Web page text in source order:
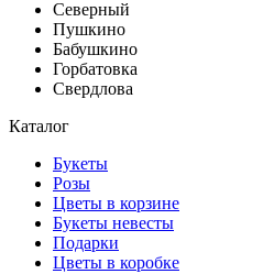
Северный
Пушкино
Бабушкино
Горбатовка
Свердлова
Каталог
Букеты
Розы
Цветы в корзине
Букеты невесты
Подарки
Цветы в коробке